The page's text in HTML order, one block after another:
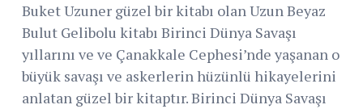
Buket Uzuner güzel bir kitabı olan Uzun Beyaz
Bulut Gelibolu kitabı Birinci Dünya Savaşı
yıllarını ve ve Çanakkale Cephesi’nde yaşanan o
büyük savaşı ve askerlerin hüzünlü hikayelerini
anlatan güzel bir kitaptır. Birinci Dünya Savaşı